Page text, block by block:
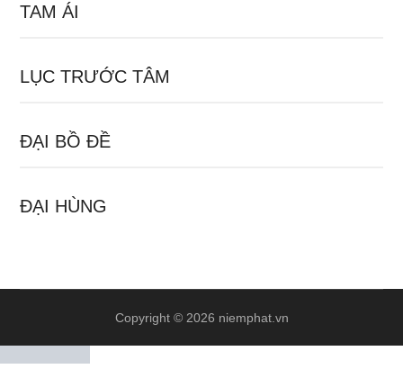
TAM ÁI
LỤC TRƯỚC TÂM
ĐẠI BỒ ĐỀ
ĐẠI HÙNG
Copyright © 2026 niemphat.vn